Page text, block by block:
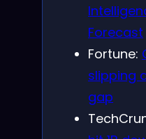
Forecast
Fortune:
slipping
gap